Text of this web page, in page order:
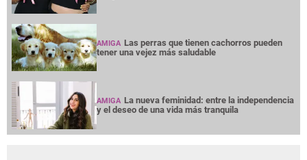
AMIGA Las perras que tienen cachorros pueden
tener una vejez más saludable
AMIGA La nueva feminidad: entre la independencia
y el deseo de una vida más tranquila